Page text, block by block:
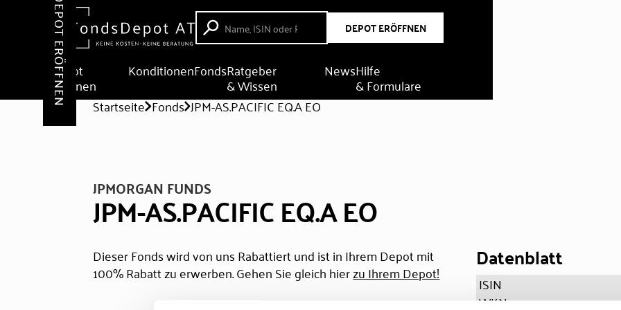
DEPOT ERÖFFNEN
Depot
eröffnen
KonditionenFondsRatgeber
& Wissen
NewsHilfe
& Formulare
DEPOT ERÖFFNEN Startseite Fonds JPM-AS.PACIFIC EQ.A EO
JPMORGAN FUNDS
JPM-AS.PACIFIC EQ.A EO
Dieser Fonds wird von uns Rabattiert und ist in Ihrem Depot mit
100% Rabatt zu erwerben. Gehen Sie gleich hierzu Ihrem Depot! Datenblatt
ISIN
WKN